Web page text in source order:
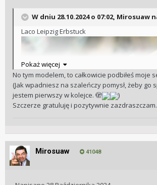
W dniu 28.10.2024 o 07:02, Mirosuaw
Laco Leipzig Erbstuck
Pokaż więcej
No tym modelem, to całkowicie podbiłeś moje
(Jak wpadniesz na szaleńczy pomysł, żeby go
jestem pierwszy w kolejce. 🫣
)
Szczerze gratuluję i pozytywnie zazdraszczam.
Mirosuaw 41048